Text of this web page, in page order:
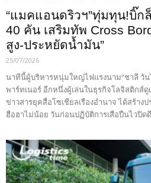
“แมคแอนดริวฯ”ทุ่มทุน!บิ๊ก
40 คัน เสริมทัพ Cross
สูง-ประหยัดน้ำมัน”
25/07/2026
นาทีนี้ผู้บริหารหนุ่มใหญ่ไฟแรงนาม“ชาลี วั
พาร์ทเนอร์ อีกหนึ่งผู้เล่นในธุรกิจโลจิสติกส์
ข่าวสารยุคสื่อโซเชียลเรืองอำนาจ ได้สร้า
ฮือฮาไม่น้อย วันก่อนปฏิบัติการเสือปืนไวปิด